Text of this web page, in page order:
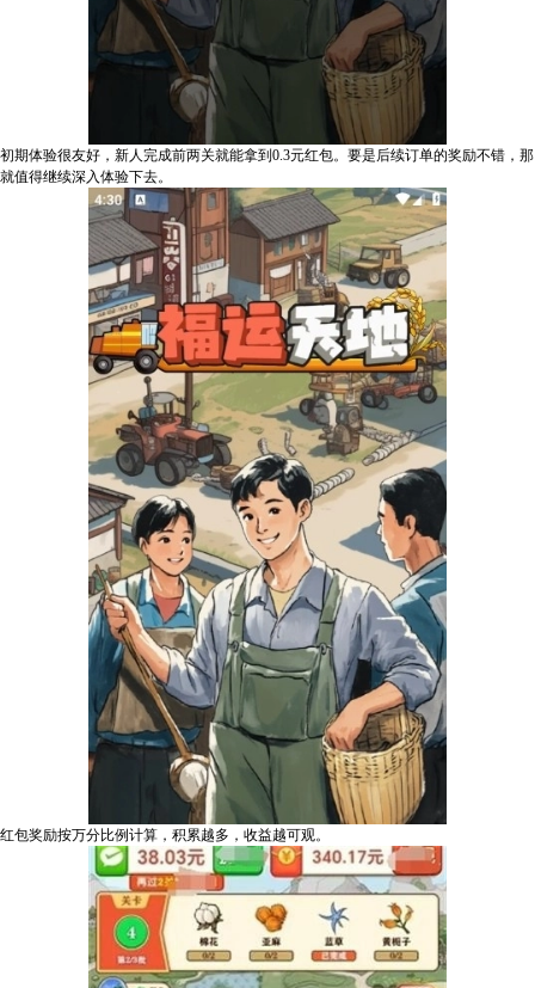
初期体验很友好，新人完成前两关就能拿到0.3元红包。要是后续订单的奖励不错，那
就值得继续深入体验下去。
红包奖励按万分比例计算，积累越多，收益越可观。